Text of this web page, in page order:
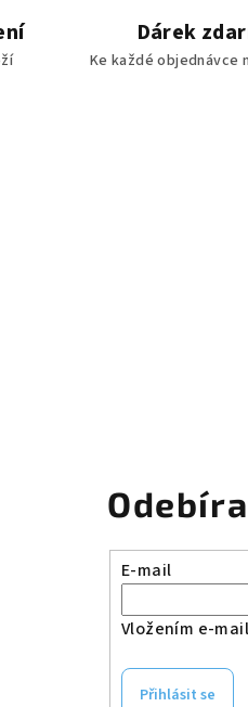
Dárek
Ke každé objednávce
E-mail
Vložením e-
Přihlásit se